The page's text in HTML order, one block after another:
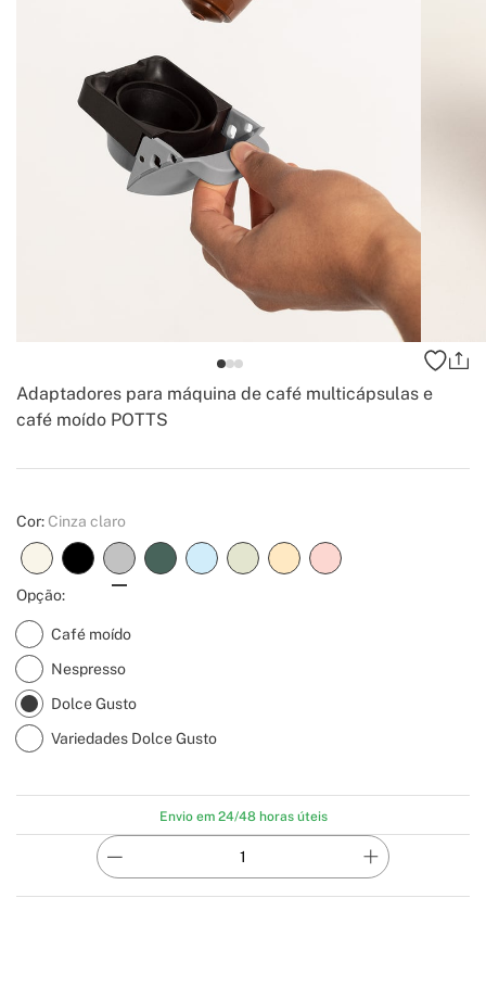
Adaptadores para máquina de café multicápsulas e
café moído POTTS
Create
Cor: Cinza claro
Opção:
Café moído
Nespresso
Dolce Gusto
Variedades Dolce Gusto
Envio em 24/48 horas úteis